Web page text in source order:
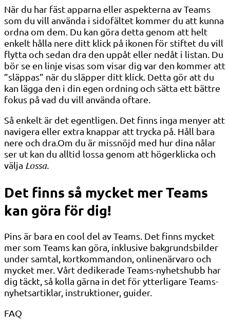
När du har fäst apparna eller aspekterna av Teams
som du vill använda i sidofältet kommer du att kunna
ordna om dem. Du kan göra detta genom att helt
enkelt hålla nere ditt klick på ikonen för stiftet du vill
flytta och sedan dra den uppåt eller nedåt i listan. Du
bör se en linje visas som visar dig var den kommer att
”släppas” när du släpper ditt klick. Detta gör att du
kan lägga den i din egen ordning och sätta ett bättre
fokus på vad du vill använda oftare.
Så enkelt är det egentligen. Det finns inga menyer att
navigera eller extra knappar att trycka på. Håll bara
nere och dra.Om du är missnöjd med hur dina nålar
ser ut kan du alltid lossa genom att högerklicka och
välja Lossa.
Det finns så mycket mer Teams
kan göra för dig!
Pins är bara en cool del av Teams. Det finns mycket
mer som Teams kan göra, inklusive bakgrundsbilder
under samtal, kortkommandon, onlinenärvaro och
mycket mer. Vårt dedikerade Teams-nyhetshubb har
dig täckt, så kolla gärna in det för ytterligare Teams-
nyhetsartiklar, instruktioner, guider.
FAQ